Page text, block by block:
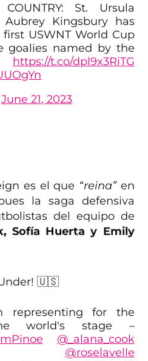
St. Ursula
Kingsbury has
USWNT World Cup
goalies named by the
https://t.co/dpl9x3RiTG
June 21, 2023
es el que “reina”en
la saga defensiva
del equipo de
Sofía Huerta y Emily
🇺🇸
for the
world's stage –
@_alana_cook
@roselavelle